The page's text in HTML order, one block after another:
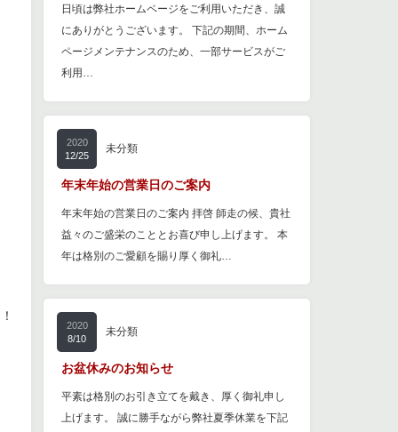
日頃は弊社ホームページをご利用いただき、誠
にありがとうございます。 下記の期間、ホーム
ページメンテナンスのため、一部サービスがご
利用…
2020
12/25
未分類
年末年始の営業日のご案内
年末年始の営業日のご案内 拝啓 師走の候、貴社
益々のご盛栄のこととお喜び申し上げます。 本
年は格別のご愛顧を賜り厚く御礼…
2020
8/10
未分類
お盆休みのお知らせ
平素は格別のお引き立てを戴き、厚く御礼申し
上げます。 誠に勝手ながら弊社夏季休業を下記